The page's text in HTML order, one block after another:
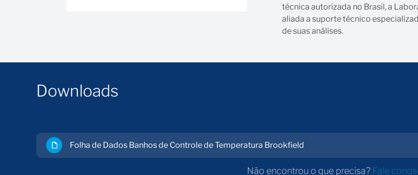
O Brookfield TC-150 conta com controle digital avançado para ajuste fino da temperatura
Fácil controle do ponto de ajuste
temperatura da amostra
Bombas circuladoras integradas para dispositivos externos
técnica autorizada no Brasil, a
aliada a suporte técnico
de suas análises.
Downloads
Folha de Dados Banhos de Controle de Temperatura Brookfield
Não encontrou o que precisa? Fale